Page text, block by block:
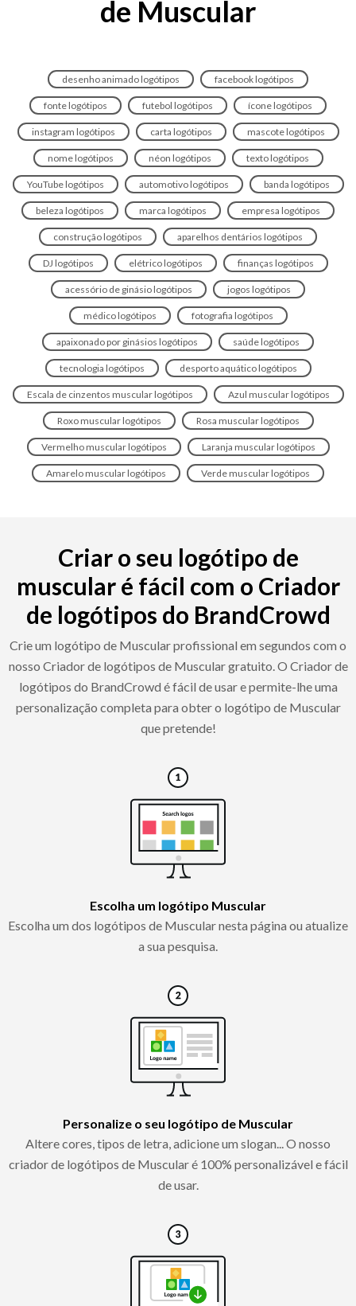
de Muscular
desenho animado logótipos facebook logótipos
fonte logótipos futebol logótipos ícone logótipos
instagram logótipos carta logótipos mascote logótipos
nome logótipos néon logótipos texto logótipos
YouTube logótipos automotivo logótipos banda logótipos
beleza logótipos marca logótipos empresa logótipos
construção logótipos aparelhos dentários logótipos
DJ logótipos elétrico logótipos finanças logótipos
acessório de ginásio logótipos jogos logótipos
médico logótipos fotografia logótipos
apaixonado por ginásios logótipos saúde logótipos
tecnologia logótipos desporto aquático logótipos
Escala de cinzentos muscular logótipos Azul muscular logótipos
Roxo muscular logótipos Rosa muscular logótipos
Vermelho muscular logótipos Laranja muscular logótipos
Amarelo muscular logótipos Verde muscular logótipos
Criar o seu logótipo de
muscular é fácil com o Criador
de logótipos do BrandCrowd
Crie um logótipo de Muscular profissional em segundos com o
nosso Criador de logótipos de Muscular gratuito. O Criador de
logótipos do BrandCrowd é fácil de usar e permite-lhe uma
personalização completa para obter o logótipo de Muscular
que pretende!
Escolha um logótipo Muscular
Escolha um dos logótipos de Muscular nesta página ou atualize
a sua pesquisa.
Personalize o seu logótipo de Muscular
Altere cores, tipos de letra, adicione um slogan... O nosso
criador de logótipos de Muscular é 100% personalizável e fácil
de usar.